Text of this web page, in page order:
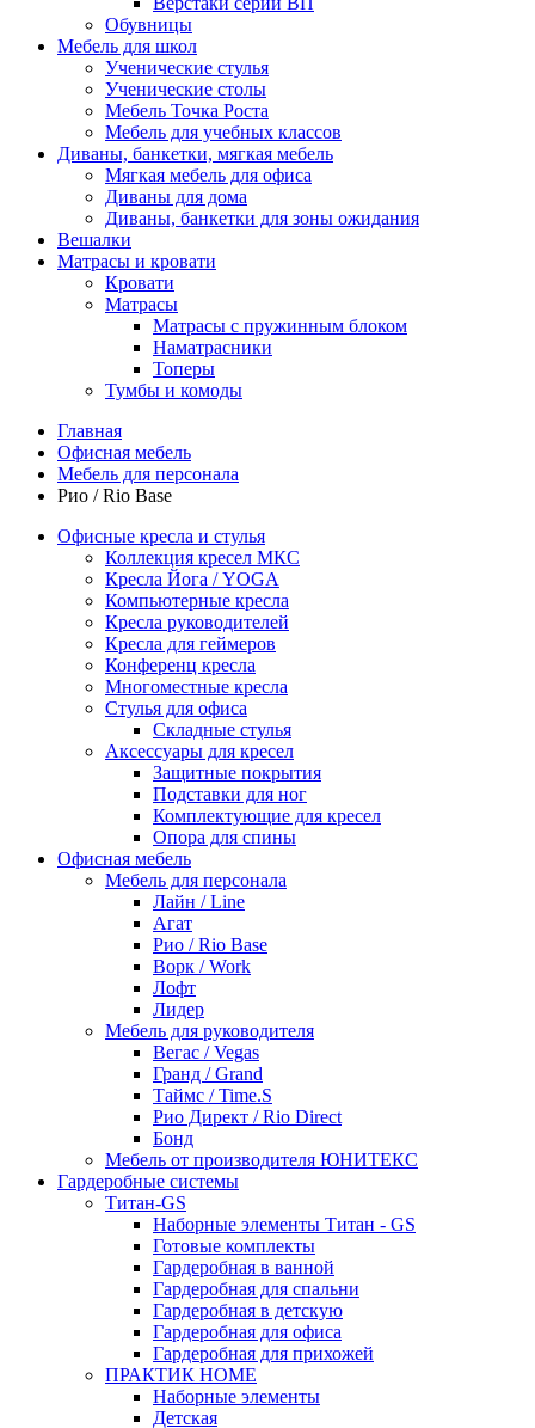
Обувницы
Мебель для школ
Ученические стулья
Ученические столы
Мебель Точка Роста
Мебель для учебных классов
Диваны, банкетки, мягкая мебель
Мягкая мебель для офиса
Диваны для дома
Диваны, банкетки для зоны ожидания
Вешалки
Матрасы и кровати
Кровати
Матрасы
Матрасы с пружинным блоком
Наматрасники
Топеры
Тумбы и комоды
Главная
Офисная мебель
Мебель для персонала
Рио / Rio Base
Офисные кресла и стулья
Коллекция кресел МКС
Кресла Йога / YOGA
Компьютерные кресла
Кресла руководителей
Кресла для геймеров
Конференц кресла
Многоместные кресла
Стулья для офиса
Складные стулья
Аксессуары для кресел
Защитные покрытия
Подставки для ног
Комплектующие для кресел
Опора для спины
Офисная мебель
Мебель для персонала
Лайн / Line
Агат
Рио / Rio Base
Ворк / Work
Лофт
Лидер
Мебель для руководителя
Вегас / Vegas
Гранд / Grand
Таймс / Time.S
Рио Директ / Rio Direct
Бонд
Мебель от производителя ЮНИТЕКС
Гардеробные системы
Титан-GS
Наборные элементы Титан - GS
Готовые комплекты
Гардеробная в ванной
Гардеробная для спальни
Гардеробная в детскую
Гардеробная для офиса
Гардеробная для прихожей
ПРАКТИК HOME
Наборные элементы
Детская